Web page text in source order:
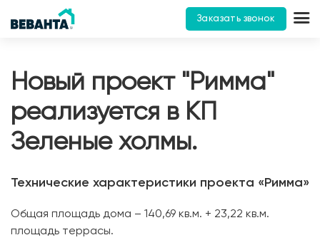
Заказать звонок
Новый проект "Римма"
реализуется в КП
Зеленые холмы.
Технические характеристики проекта «Римма»
Общая площадь дома – 140,69 кв.м. + 23,22 кв.м.
площадь террасы.